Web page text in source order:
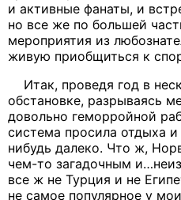
и активные фанаты, и
но все же по большей
мероприятия из
живую приобщиться к
Итак, проведя год в
обстановке, разрываясь
довольно геморройной
система просила отдыха
нибудь далеко. Что ж,
чем-то загадочным
все ж не Турция и не
не самое популярное у